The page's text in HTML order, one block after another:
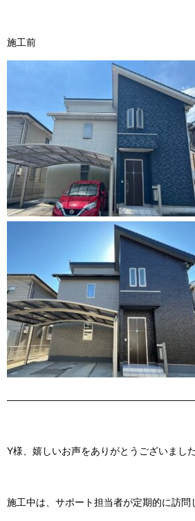
施工前 施
Y様、嬉しいお声をありがとうございました
施工中は、サポート担当者が定期的に訪問